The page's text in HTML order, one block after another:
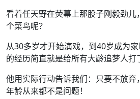
看着任天野在荧幕上那股子刚毅劲儿
个菜鸟呢？
从30多岁才开始演戏，到40岁成为
的经历简直就是给所有大龄追梦人打
他用实际行动告诉我们：只要不放弃
年龄从来都不是问题！